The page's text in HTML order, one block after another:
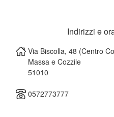
Indirizzi e
Via Biscolla, 48 (Centro
Massa e Cozzile
51010
0572773777